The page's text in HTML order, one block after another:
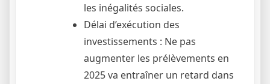
les inégalités sociales.
Délai d’exécution des
investissements : Ne pas
augmenter les prélèvements en
2025 va entraîner un retard dans